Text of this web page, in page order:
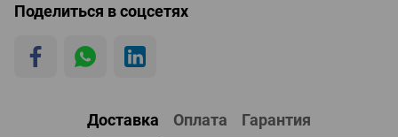
Поделиться в соцсетях
Доставка Оплата Гарантия